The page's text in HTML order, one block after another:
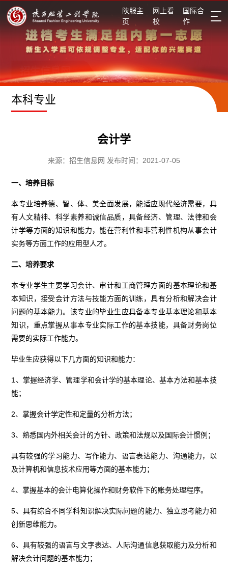
陕服主
页
网上看
校
国际合
作
招生信息网
本科专业
会计学
来源：招生信息网 发布时间：2021-07-05
一、培养目标
本专业培养德、智、体、美全面发展，能适应现代经济需要，具
有人文精神、科学素养和诚信品质，具备经济、管理、法律和会
计学等方面的知识和能力，能在营利性和非营利性机构从事会计
实务等方面工作的应用型人才。
二、培养要求
本专业学生主要学习会计、审计和工商管理方面的基本理论和基
本知识，接受会计方法与技能方面的训练，具有分析和解决会计
问题的基本能力。该专业的毕业生应具备本专业基本理论和基本
知识，重点掌握从事本专业实际工作的基本技能，具备财务岗位
需要的实际工作能力。
毕业生应获得以下几方面的知识和能力：
1、掌握经济学、管理学和会计学的基本理论、基本方法和基本技
能；
2、掌握会计学定性和定量的分析方法；
3、熟悉国内外相关会计的方针、政策和法规以及国际会计惯例；
具有较强的学习能力、写作能力、语言表达能力、沟通能力，以
及计算机和信息技术应用等方面的基本能力；
4、掌握基本的会计电算化操作和财务软件下的账务处理程序。
5、具有综合不同学科知识解决实际问题的能力、独立思考能力和
创新思维能力。
6、具有较强的语言与文字表达、人际沟通信息获取能力及分析和
解决会计问题的基本能力；